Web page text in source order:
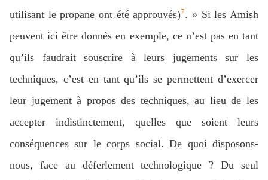
utilisant le propane ont été approuvés)7. » Si les Amish
peuvent ici être donnés en exemple, ce n’est pas en tant
qu’ils faudrait souscrire à leurs jugements sur les
techniques, c’est en tant qu’ils se permettent d’exercer
leur jugement à propos des techniques, au lieu de les
accepter indistinctement, quelles que soient leurs
conséquences sur le corps social. De quoi disposons-
nous, face au déferlement technologique ? Du seul